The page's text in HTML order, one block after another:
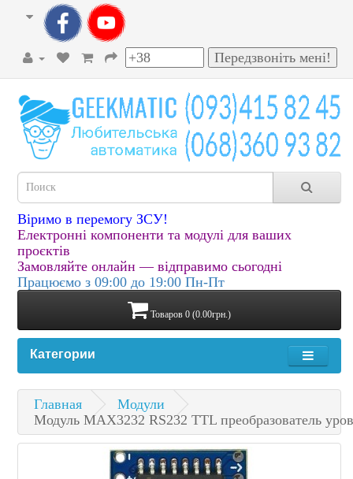
Віримо в перемогу ЗСУ!
Електронні компоненти та модулі для ваших
проєктів
Замовляйте онлайн — відправимо сьогодні
Працюємо з 09:00 до 19:00 Пн-Пт
Товаров 0 (0.00грн.)
Категории
Главная
Модули
Модуль MAX3232 RS232 TTL преобразователь